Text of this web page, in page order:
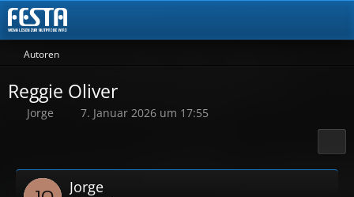
Autoren
Reggie Oliver
Jorge 7. Januar 2026 um 17:55
Jorge